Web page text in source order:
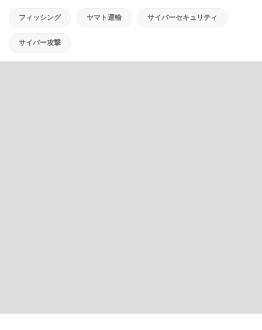
フィッシング ヤマト運輸 サイバーセキュリティ
サイバー攻撃